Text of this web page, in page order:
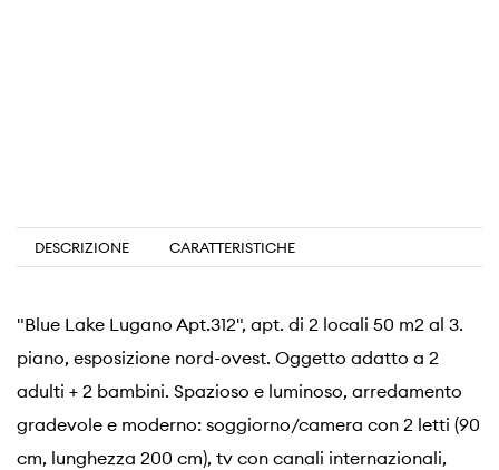
DESCRIZIONE CARATTERISTICHE
"Blue Lake Lugano Apt.312", apt. di 2 locali 50 m2 al 3.
piano, esposizione nord-ovest. Oggetto adatto a 2
adulti + 2 bambini. Spazioso e luminoso, arredamento
gradevole e moderno: soggiorno/camera con 2 letti (90
cm, lunghezza 200 cm), tv con canali internazionali,